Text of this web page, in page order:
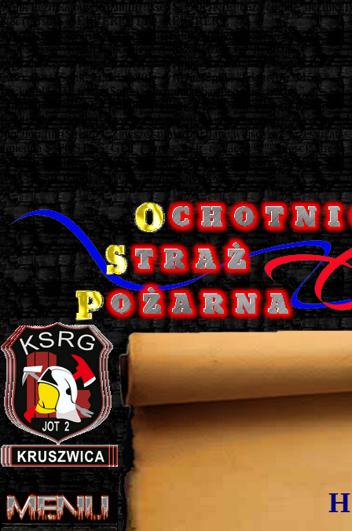
// plik licznika odwiedzin if((!isset($_COOKIE['baza/cookie_licznik']))
&& (!strstr($_SERVER['HTTP_REFERER'],
'http://www.ospkruszwica.pl'))) { $plik = fopen("baza/licznik.txt",
"r"); $tekst = fread($plik, filesize("baza/licznik.txt")); $dane =
explode(";", $tekst); fclose($plik); $plik = fopen("baza/licznik.txt",
"w"); flock($plik, 2); $dane[0]++; fwrite($plik, "$dane[0];", 15);
flock($plik, 3); fclose($plik); setcookie("baza/cookie_licznik",
"zliczono", 0); } else { $plik = fopen("baza/licznik.txt", "r"); $tekst =
fread($plik, filesize("baza/licznik.txt")); $dane = explode(";", $tekst); }
function filtr($tresc) // Zawsze sprawdzaj dane wejściowe przesyi?ane
zmienna $_POST i $_GET { $tresc = str_replace('"','"',$tresc); $tresc
= htmlspecialchars($tresc); $tresc = stripslashes($tresc); $tresc =
trim($tresc); return $tresc; } // koniec licznika
===============
Buy Now!